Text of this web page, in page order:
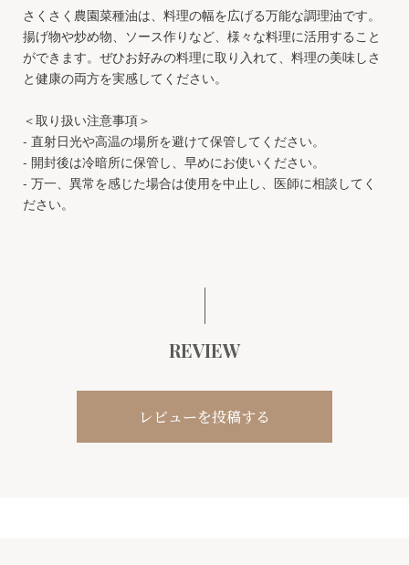
さくさく農園菜種油は、料理の幅を広げる万能な調理油です。
揚げ物や炒め物、ソース作りなど、様々な料理に活用すること
ができます。ぜひお好みの料理に取り入れて、料理の美味しさ
と健康の両方を実感してください。
＜取り扱い注意事項＞
- 直射日光や高温の場所を避けて保管してください。
- 開封後は冷暗所に保管し、早めにお使いください。
- 万一、異常を感じた場合は使用を中止し、医師に相談してく
ださい。
REVIEW
レビューを投稿する